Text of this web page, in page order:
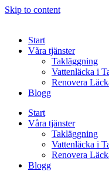
Skip to content
Start
Våra tjänster
Takläggning
Vattenläcka i
Renovera
Blogg
Start
Våra tjänster
Takläggning
Vattenläcka i
Renovera
Blogg